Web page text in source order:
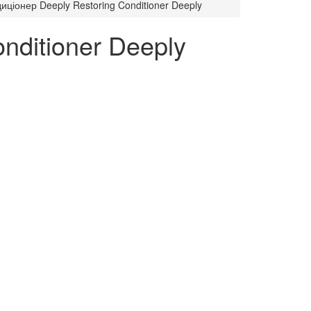
Deeply Restoring Conditioner Deeply
Deeply